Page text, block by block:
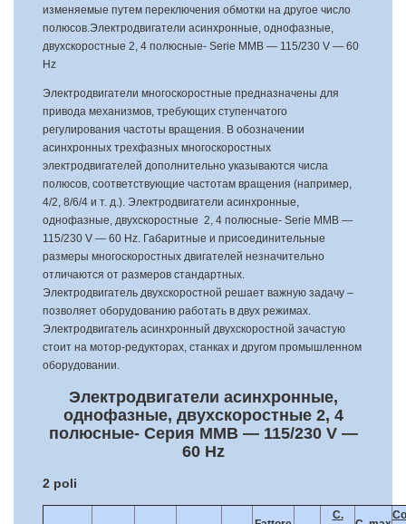
изменяемые путем переключения обмотки на другое число
полюсов.Электродвигатели асинхронные, однофазные,
двухскоростные 2, 4 полюсные- Serie MMB — 115/230 V — 60
Hz
Электродвигатели многоскоростные предназначены для
привода механизмов, требующих ступенчатого
регулирования частоты вращения. В обозначении
асинхронных трехфазных многоскоростных
электродвигателей дополнительно указываются числа
полюсов, соответствующие частотам вращения (например,
4/2, 8/6/4 и т. д.). Электродвигатели асинхронные,
однофазные, двухскоростные 2, 4 полюсные- Serie MMB —
115/230 V — 60 Hz. Габаритные и присоединительные
размеры многоскоростных двигателей незначительно
отличаются от размеров стандартных.
Электродвигатель двухскоростной решает важную задачу –
позволяет оборудованию работать в двух режимах.
Электродвигатель асинхронный двухскоростной зачастую
стоит на мотор-редукторах, станках и другом промышленном
оборудовании.
Электродвигатели асинхронные,
однофазные, двухскоростные 2, 4
полюсные- Серия MMB — 115/230 V —
60 Hz
2 poli
C.